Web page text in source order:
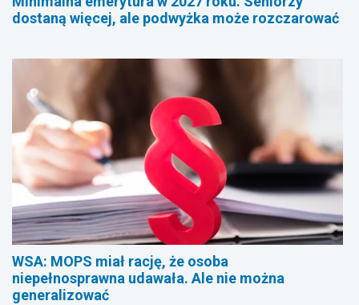
dostaną więcej, ale podwyżka może rozczarować
WSA: MOPS miał rację, że osoba
niepełnosprawna udawała. Ale nie można
generalizować